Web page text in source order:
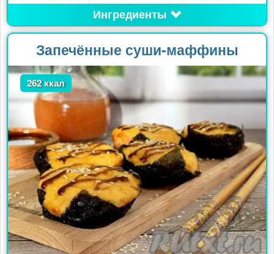
Ингредиенты
Запечённые суши-маффины
262 ккал